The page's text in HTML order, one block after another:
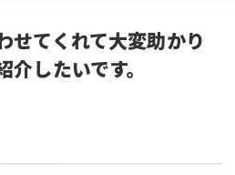
せてくれて大変助かり
したいです。